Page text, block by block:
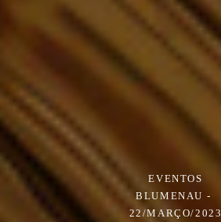
EVENTOS
BLUMENAU
22/MARÇO/2023